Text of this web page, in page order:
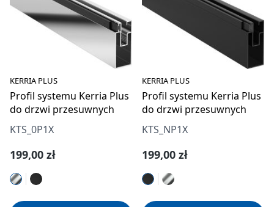
KERRIA PLUS
Profil systemu Kerria Plus
do drzwi przesuwnych
KTS_0P1X
Cena regularna:
199,00 zł
KERRIA PLUS
Profil systemu Kerria Plus
do drzwi przesuwnych
KTS_NP1X
Cena regularna:
199,00 zł